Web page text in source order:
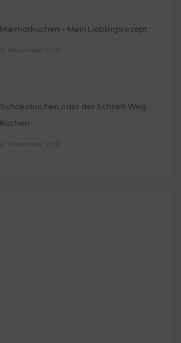
Marmorkuchen – Mein Lieblingsrezept
11. November 2017
Schokokuchen oder der Schnell-Weg-
Kuchen
2. November 2017